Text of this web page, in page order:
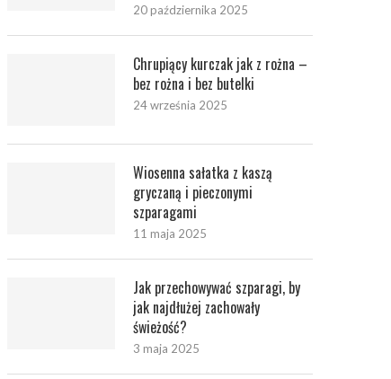
20 października 2025
Chrupiący kurczak jak z rożna –
bez rożna i bez butelki
24 września 2025
Wiosenna sałatka z kaszą
gryczaną i pieczonymi
szparagami
11 maja 2025
Jak przechowywać szparagi, by
jak najdłużej zachowały
świeżość?
3 maja 2025